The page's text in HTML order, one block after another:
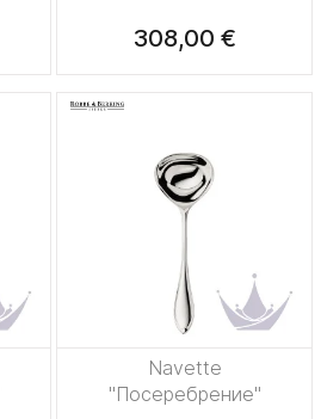
308,00 €
Navette
"Посеребрение"